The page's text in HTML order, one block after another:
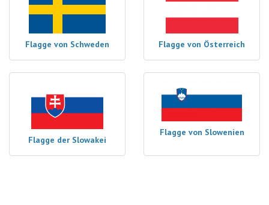
Flagge von Schweden Flagge von Österreich
Flagge der Slowakei
Flagge von Slowenien